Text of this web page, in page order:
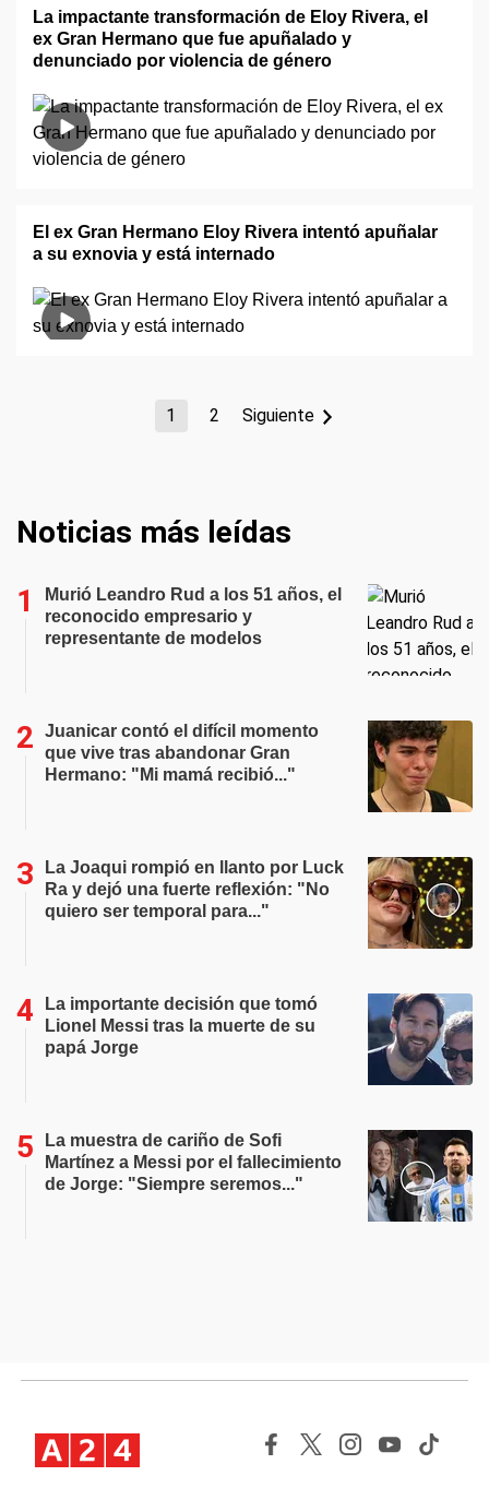
La impactante transformación de Eloy Rivera, el
ex Gran Hermano que fue apuñalado y
denunciado por violencia de género
El ex Gran Hermano Eloy Rivera intentó apuñalar
a su exnovia y está internado
1 2 Siguiente
Noticias más leídas
Murió Leandro Rud a los 51 años, el
reconocido empresario y
representante de modelos
Juanicar contó el difícil momento
que vive tras abandonar Gran
Hermano: "Mi mamá recibió..."
La Joaqui rompió en llanto por Luck
Ra y dejó una fuerte reflexión: "No
quiero ser temporal para..."
La importante decisión que tomó
Lionel Messi tras la muerte de su
papá Jorge
La muestra de cariño de Sofi
Martínez a Messi por el fallecimiento
de Jorge: "Siempre seremos..."